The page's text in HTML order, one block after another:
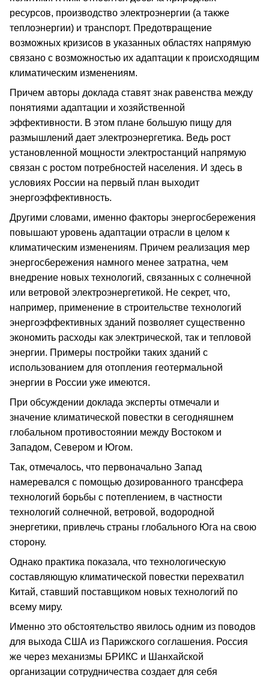
ресурсов, производство электроэнергии (а также
теплоэнергии) и транспорт. Предотвращение
возможных кризисов в указанных областях напрямую
связано с возможностью их адаптации к происходящим
климатическим изменениям.
Причем авторы доклада ставят знак равенства между
понятиями адаптации и хозяйственной
эффективности. В этом плане большую пищу для
размышлений дает электроэнергетика. Ведь рост
установленной мощности электростанций напрямую
связан с ростом потребностей населения. И здесь в
условиях России на первый план выходит
энергоэффективность.
Другими словами, именно факторы энергосбережения
повышают уровень адаптации отрасли в целом к
климатическим изменениям. Причем реализация мер
энергосбережения намного менее затратна, чем
внедрение новых технологий, связанных с солнечной
или ветровой электроэнергетикой. Не секрет, что,
например, применение в строительстве технологий
энергоэффективных зданий позволяет существенно
экономить расходы как электрической, так и тепловой
энергии. Примеры постройки таких зданий с
использованием для отопления геотермальной
энергии в России уже имеются.
При обсуждении доклада эксперты отмечали и
значение климатической повестки в сегодняшнем
глобальном противостоянии между Востоком и
Западом, Севером и Югом.
Так, отмечалось, что первоначально Запад
намеревался с помощью дозированного трансфера
технологий борьбы с потеплением, в частности
технологий солнечной, ветровой, водородной
энергетики, привлечь страны глобального Юга на свою
сторону.
Однако практика показала, что технологическую
составляющую климатической повестки перехватил
Китай, ставший поставщиком новых технологий по
всему миру.
Именно это обстоятельство явилось одним из поводов
для выхода США из Парижского соглашения. Россия
же через механизмы БРИКС и Шанхайской
организации сотрудничества создает для себя